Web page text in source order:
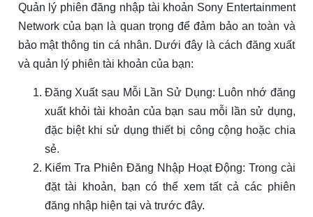
Quản lý phiên đăng nhập tài khoản Sony Entertainment
Network của bạn là quan trọng để đảm bảo an toàn và
bảo mật thông tin cá nhân. Dưới đây là cách đăng xuất
và quản lý phiên tài khoản của bạn:
Đăng Xuất sau Mỗi Lần Sử Dụng: Luôn nhớ đăng
xuất khỏi tài khoản của bạn sau mỗi lần sử dụng,
đặc biệt khi sử dụng thiết bị công cộng hoặc chia
sẻ.
Kiểm Tra Phiên Đăng Nhập Hoạt Động: Trong cài
đặt tài khoản, bạn có thể xem tất cả các phiên
đăng nhập hiện tại và trước đây.